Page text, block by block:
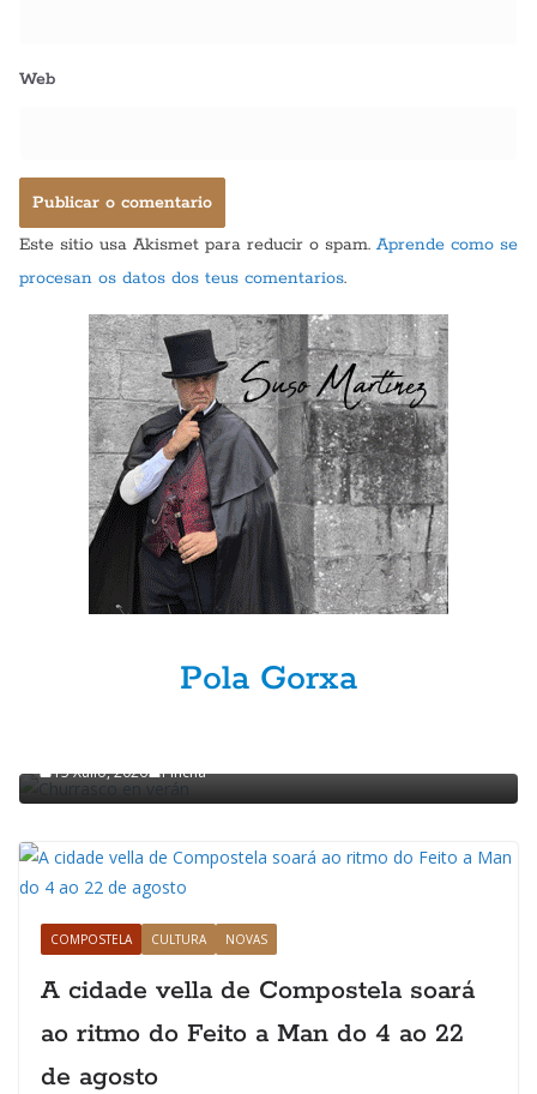
Web
Este sitio usa Akismet para reducir o spam. Aprende como se
procesan os datos dos teus comentarios.
Pola Gorxa
POLA GORXA
15 Xullo, 2026 Pincha
COMPOSTELA CULTURA NOVAS
A cidade vella de Compostela soará
ao ritmo do Feito a Man do 4 ao 22
de agosto